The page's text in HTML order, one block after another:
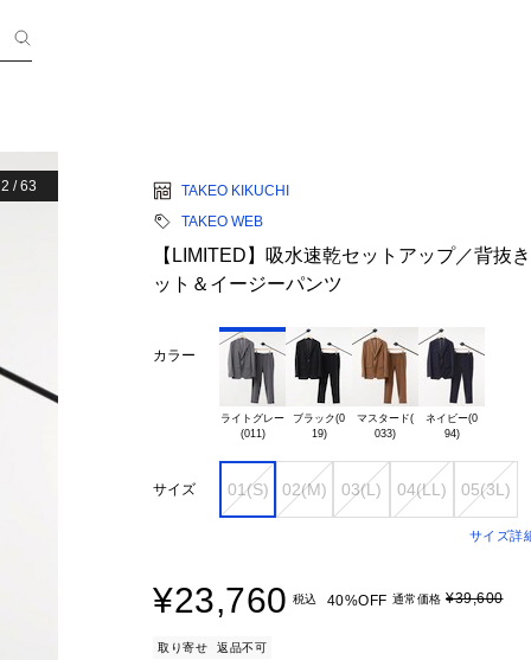
2 /63
TAKEO KIKUCHI
TAKEO WEB
【LIMITED】吸水速乾セットアップ／背抜
ット＆イージーパンツ
カラー
ライトグレー
(011)
ブラック(0
19)
マスタード(
ネイビー(0
94)
サイズ 01(S) 02(M) 03(L) 04(LL) 05(3L)
サイズ詳
¥23,760 税込 40%OFF 通常価格 ¥39,600
取り寄せ 返品不可